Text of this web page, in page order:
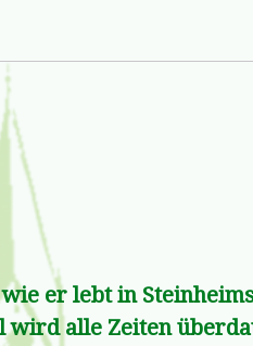
er lebt in
wird alle Zeiten